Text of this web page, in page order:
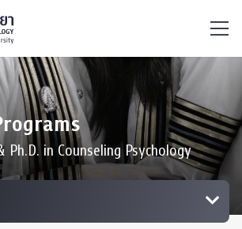
Ph.D. in Counseling Psychology